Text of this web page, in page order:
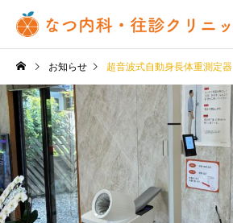
お知らせ 超音波式自動身長体重測定器